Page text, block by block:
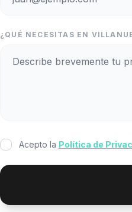
¿QUÉ NECESITAS EN
Acepto la Política de